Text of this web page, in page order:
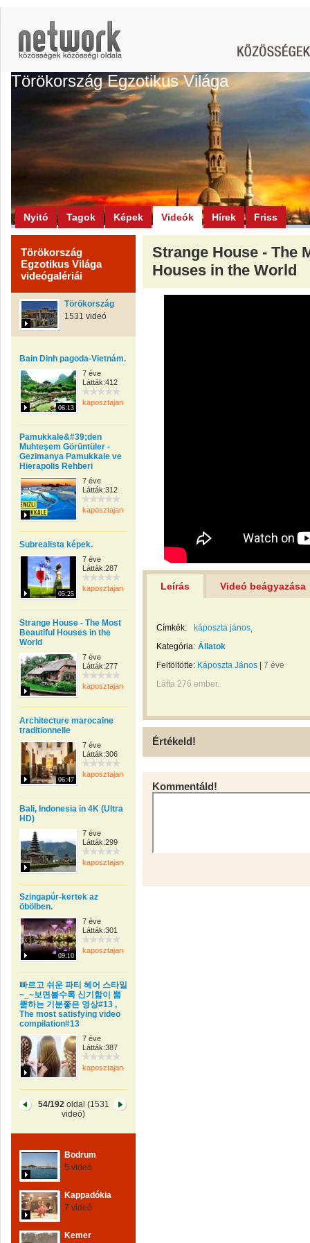
Törökország Egzotikus Világa
Nyitó Tagok Képek Videók Hírek Friss
Törökország
Egzotikus Világa
videógalériái
Törökország
1531 videó
Bain Dinh pagoda-Vietnám.
06:13
7 éve
Látták:412
kaposztajanos
Pamukkale&#39;den
Muhteşem Görüntüler -
Gezimanya Pamukkale ve
Hierapolis Rehberi
7 éve
Látták:312
kaposztajanos
Subrealista képek.
05:25
7 éve
Látták:287
kaposztajanos
Strange House - The Most
Beautiful Houses in the
World
7 éve
Látták:277
kaposztajanos
Architecture marocaine
traditionnelle
06:47
7 éve
Látták:306
kaposztajanos
Bali, Indonesia in 4K (Ultra
HD)
7 éve
Látták:299
kaposztajanos
Szingapúr-kertek az
öbölben.
09:10
7 éve
Látták:301
kaposztajanos
빠르고 쉬운 파티 헤어 스타일
~_~보면볼수록 신기함이 뿜
뿜하는 기분좋은 영상#13 ,
The most satisfying video
compilation#13
7 éve
Látták:387
kaposztajanos
54/192oldal (1531
videó)
Bodrum
5 videó
Kappadókia
7 videó
Kemer
Strange House - The
Houses in the World
Leírás Videó beágyazása
Címkék:
káposzta jános
Kategória: Állatok
Feltöltötte: Káposzta János
7 éve
Látta 276 ember.
Értékeld!
Kommentáld!